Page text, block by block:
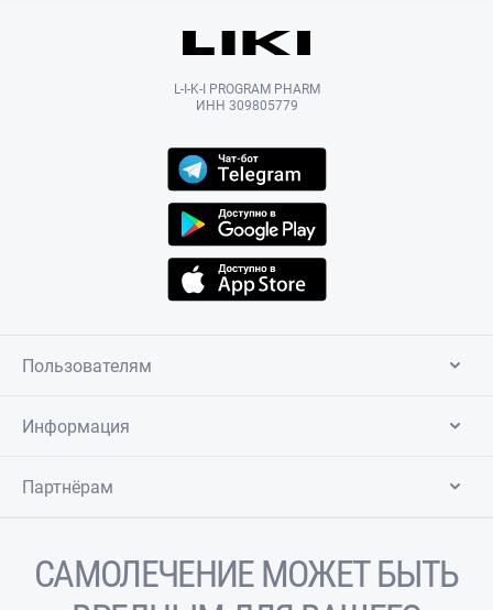
L-I-K-I PROGRAM PHARM
ИНН 309805779
Пользователям
Информация
Партнёрам
САМОЛЕЧЕНИЕ МОЖЕТ БЫТЬ